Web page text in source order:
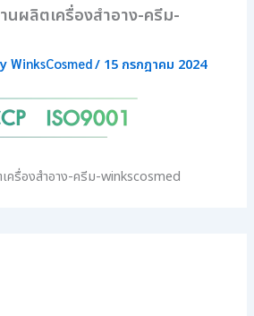
นผลิตเครื่องสำอาง-ครีม-
WinksCosmed/ 15 กรกฎาคม 2024
ครื่องสำอาง-ครีม-winkscosmed